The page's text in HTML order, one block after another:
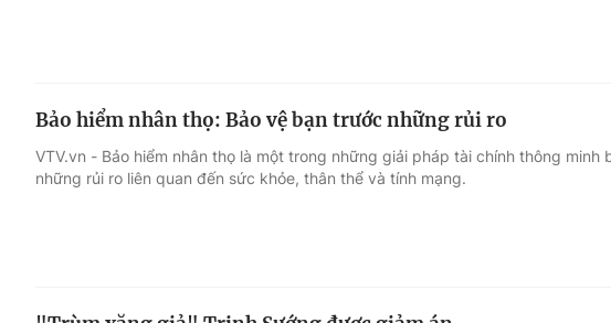
Bảo hiểm nhân thọ: Bảo vệ bạn trước những rủi ro
VTV.vn - Bảo hiểm nhân thọ là một trong những giải pháp tài chính thông minh
những rủi ro liên quan đến sức khỏe, thân thể và tính mạng.